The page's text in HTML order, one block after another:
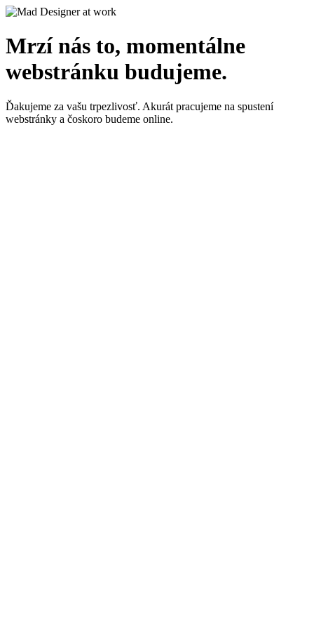
Mrzí nás to, momentálne
webstránku budujeme.
Ďakujeme za vašu trpezlivosť. Akurát pracujeme na spustení
webstránky a čoskoro budeme online.